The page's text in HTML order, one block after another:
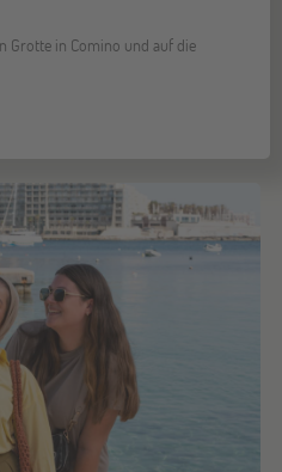
Grotte in Comino und auf die